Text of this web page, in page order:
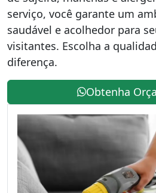
serviço, você garante um
saudável e acolhedor para
visitantes. Escolha a
diferença.
Obtenha